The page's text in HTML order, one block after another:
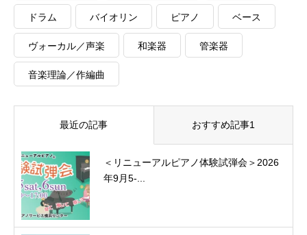
ドラム バイオリン ピアノ ベース
ヴォーカル／声楽 和楽器 管楽器
音楽理論／作編曲
最近の記事 おすすめ記事1
＜リニューアルピアノ体験試弾会＞2026
年9月5-...